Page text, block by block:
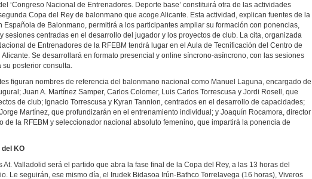
‘Congreso Nacional de Entrenadores. Deporte base’ constituirá otra de las actividades
Copa del Rey de balonmano que acoge Alicante. Esta actividad, explican fuentes de la
Española de Balonmano, permitirá a los participantes ampliar su formación con ponencias,
sesiones centradas en el desarrollo del jugador y los proyectos de club. La cita, organizada
de Entrenadores de la RFEBM tendrá lugar en el Aula de Tecnificación del Centro de
Alicante. Se desarrollará en formato presencial y online síncrono-asíncrono, con las sesiones
su posterior consulta.
figuran nombres de referencia del balonmano nacional como Manuel Laguna, encargado de
Juan A. Martínez Samper, Carlos Colomer, Luis Carlos Torrescusa y Jordi Rosell, que
de club; Ignacio Torrescusa y Kyran Tannion, centrados en el desarrollo de capacidades;
Martínez, que profundizarán en el entrenamiento individual; y Joaquín Rocamora, director
de la RFEBM y seleccionador nacional absoluto femenino, que impartirá la ponencia de
KO
At. Valladolid será el partido que abra la fase final de la Copa del Rey, a las 13 horas del
Le seguirán, ese mismo día, el Irudek Bidasoa Irún-Bathco Torrelavega (16 horas), Viveros